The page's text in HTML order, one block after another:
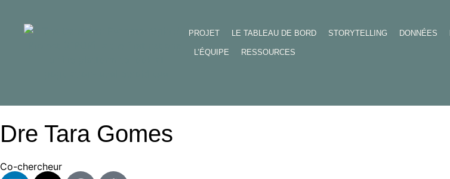
PROJET LE TABLEAU DE BORD STORYTELLING DONNÉES
L’ÉQUIPE RESSOURCES
Dre Tara Gomes
Co-chercheur